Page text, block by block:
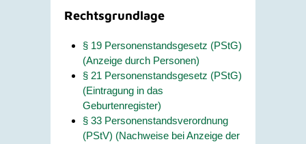
Rechtsgrundlage
§ 19 Personenstandsgesetz (PStG)
(Anzeige durch Personen)
§ 21 Personenstandsgesetz (PStG)
(Eintragung in das
Geburtenregister)
§ 33 Personenstandsverordnung
(PStV) (Nachweise bei Anzeige der